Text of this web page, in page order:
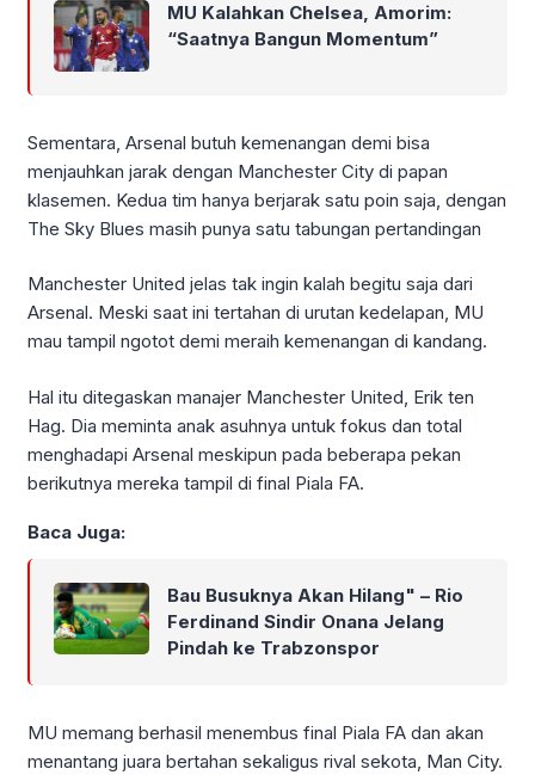
MU Kalahkan Chelsea, Amorim:
“Saatnya Bangun Momentum”
Sementara, Arsenal butuh kemenangan demi bisa
menjauhkan jarak dengan Manchester City di papan
klasemen. Kedua tim hanya berjarak satu poin saja, dengan
The Sky Blues masih punya satu tabungan pertandingan
Manchester United jelas tak ingin kalah begitu saja dari
Arsenal. Meski saat ini tertahan di urutan kedelapan, MU
mau tampil ngotot demi meraih kemenangan di kandang.
Hal itu ditegaskan manajer Manchester United, Erik ten
Hag. Dia meminta anak asuhnya untuk fokus dan total
menghadapi Arsenal meskipun pada beberapa pekan
berikutnya mereka tampil di final Piala FA.
Baca Juga:
Bau Busuknya Akan Hilang" – Rio
Ferdinand Sindir Onana Jelang
Pindah ke Trabzonspor
MU memang berhasil menembus final Piala FA dan akan
menantang juara bertahan sekaligus rival sekota, Man City.